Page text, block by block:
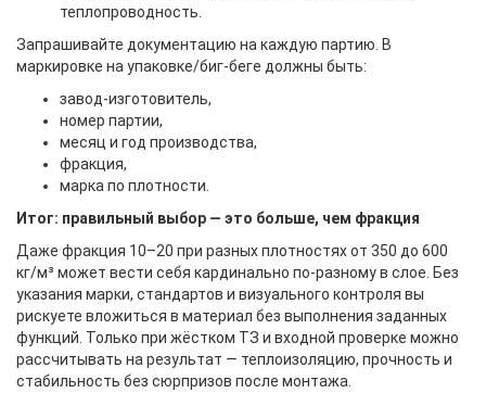
теплопроводность.
Запрашивайте документацию на каждую партию. В
маркировке на упаковке/биг-беге должны быть:
завод-изготовитель,
номер партии,
месяц и год производства,
фракция,
марка по плотности.
Итог: правильный выбор — это больше, чем фракция
Даже фракция 10–20 при разных плотностях от 350 до 600
кг/м³ может вести себя кардинально по-разному в слое. Без
указания марки, стандартов и визуального контроля вы
рискуете вложиться в материал без выполнения заданных
функций. Только при жёстком ТЗ и входной проверке можно
рассчитывать на результат — теплоизоляцию, прочность и
стабильность без сюрпризов после монтажа.